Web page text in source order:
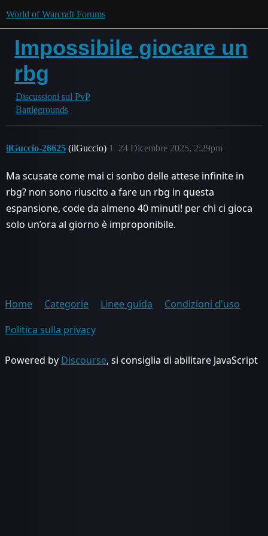
World of Warcraft Forums
Impossibile giocare un
rbg
Discussioni sul PvP
Battlegrounds
ilGuccio-26625 (ilGuccio) 24 Dicembre 2025, 2:29pm
1
Ma scusate come mai ci sonbo delle attese infinite in
rbg? non sono riuscito a fare un rbg in questa
espansione, code da almeno 40 minuti! per chi ci gioca
solo un’ora al giorno è improponibile.
Home Categorie Linee guida
Condizioni d'uso
Politica sulla privacy
Powered by Discourse, si consiglia di abilitare JavaScript